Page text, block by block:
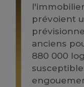
prévoient
anciens
880 000